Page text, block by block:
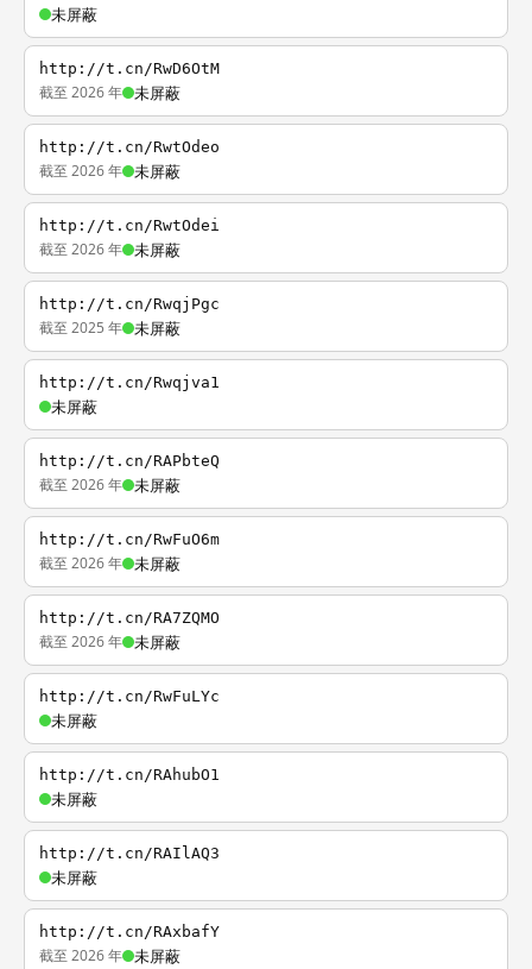
未屏蔽
http://t.cn/RwD6OtM
截至 2026 年 未屏蔽
http://t.cn/RwtOdeo
截至 2026 年 未屏蔽
http://t.cn/RwtOdei
截至 2026 年 未屏蔽
http://t.cn/RwqjPgc
截至 2025 年 未屏蔽
http://t.cn/Rwqjva1
未屏蔽
http://t.cn/RAPbteQ
截至 2026 年 未屏蔽
http://t.cn/RwFuO6m
截至 2026 年 未屏蔽
http://t.cn/RA7ZQMO
截至 2026 年 未屏蔽
http://t.cn/RwFuLYc
未屏蔽
http://t.cn/RAhubO1
未屏蔽
http://t.cn/RAIlAQ3
未屏蔽
http://t.cn/RAxbafY
截至 2026 年 未屏蔽